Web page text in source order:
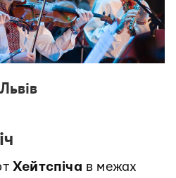
Львів
Хейтспіча в межах